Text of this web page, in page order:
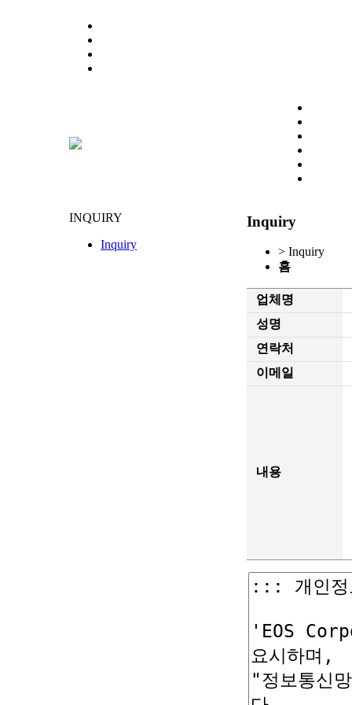
INQUIRY
Inquiry
Inquiry
> Inquiry
홈
업체명
성명
연락처
이메일
내용